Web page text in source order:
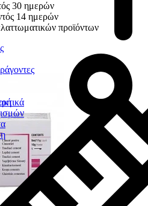
30 ημερών
14 ημερών
προϊόντων